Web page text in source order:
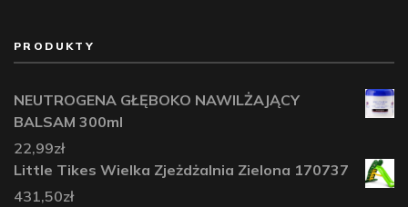
PRODUKTY
NEUTROGENA GŁĘBOKO NAWILŻAJĄCY
BALSAM 300ml
22,99zł
Little Tikes Wielka Zjeżdżalnia Zielona 170737
431,50zł